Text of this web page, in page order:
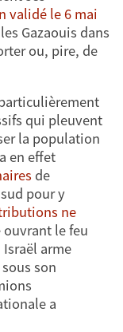
validé le 6 mai
Gazaouis dans
ou, pire, de
qui pleuvent
la population
en effet
de
pour y
ne
ouvrant le feu
arme
son
a